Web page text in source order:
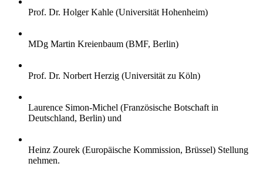
Prof. Dr. Holger Kahle (Universität Hohenheim)
MDg Martin Kreienbaum (BMF, Berlin)
Prof. Dr. Norbert Herzig (Universität zu Köln)
Laurence Simon-Michel (Französische Botschaft in
Deutschland, Berlin) und
Heinz Zourek (Europäische Kommission, Brüssel) Stellung
nehmen.